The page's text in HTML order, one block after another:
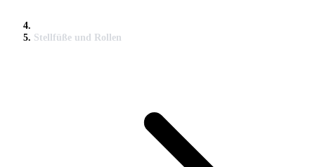
Stellfüße und Rollen